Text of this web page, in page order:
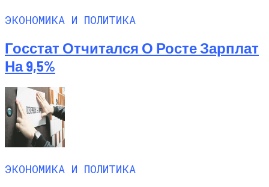
ЭКОНОМИКА И ПОЛИТИКА
Госстат Отчитался О Росте Зарплат
На 9,5%
ЭКОНОМИКА И ПОЛИТИКА